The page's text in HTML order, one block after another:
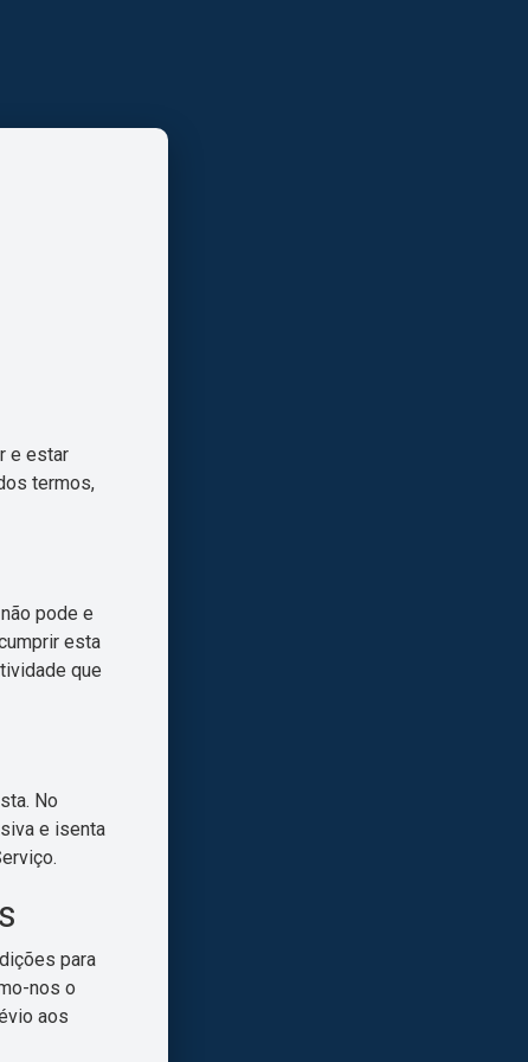
e estar
termos,
pode e
esta
que
No
e isenta
para
nos o
aos